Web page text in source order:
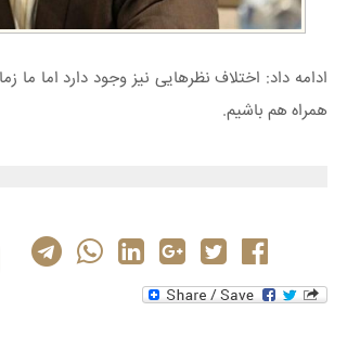
ادامه داد: اختلاف نظرهایی نیز وجود دارد اما
همراه هم باشیم.